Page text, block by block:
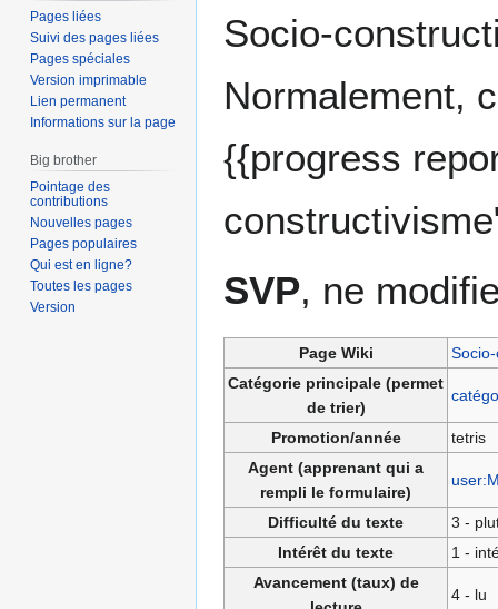
Socio-
Normalement,
{{progress
SVP, ne
Page Wiki
Catégorie principale (permet
de trier)
Promotion/année
tetris
Agent (apprenant qui a
rempli le formulaire)
Difficulté du texte
3 -
Intérêt du texte
1 -
Avancement (taux) de
4 - lu
Pages liées
Suivi des pages liées
Pages spéciales
Version imprimable
Lien permanent
Informations sur la page
Big brother
Pointage des
contributions
Nouvelles pages
Pages populaires
Qui est en ligne?
Toutes les pages
Version